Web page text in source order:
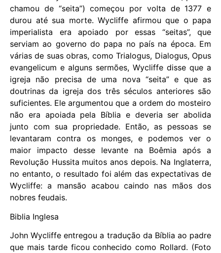
chamou de “seita”) começou por volta de 1377 e
durou até sua morte. Wycliffe afirmou que o papa
imperialista era apoiado por essas “seitas”, que
serviam ao governo do papa no país na época. Em
várias de suas obras, como Trialogus, Dialogus, Opus
evangelicum e alguns sermões, Wycliffe disse que a
igreja não precisa de uma nova “seita” e que as
doutrinas da igreja dos três séculos anteriores são
suficientes. Ele argumentou que a ordem do mosteiro
não era apoiada pela Bíblia e deveria ser abolida
junto com sua propriedade. Então, as pessoas se
levantaram contra os monges, e podemos ver o
maior impacto desse levante na Boêmia após a
Revolução Hussita muitos anos depois. Na Inglaterra,
no entanto, o resultado foi além das expectativas de
Wycliffe: a mansão acabou caindo nas mãos dos
nobres feudais.
Biblia Inglesa
John Wycliffe entregou a tradução da Bíblia ao padre
que mais tarde ficou conhecido como Rollard. (Foto